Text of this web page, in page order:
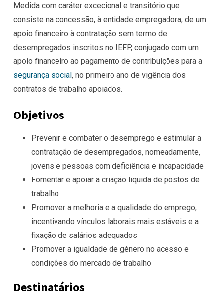
Medida com caráter excecional e transitório que
consiste na concessão, à entidade empregadora, de um
apoio financeiro à contratação sem termo de
desempregados inscritos no IEFP, conjugado com um
apoio financeiro ao pagamento de contribuições para a
segurança social, no primeiro ano de vigência dos
contratos de trabalho apoiados.
Objetivos
Prevenir e combater o desemprego e estimular a
contratação de desempregados, nomeadamente,
jovens e pessoas com deficiência e incapacidade
Fomentar e apoiar a criação líquida de postos de
trabalho
Promover a melhoria e a qualidade do emprego,
incentivando vínculos laborais mais estáveis e a
fixação de salários adequados
Promover a igualdade de género no acesso e
condições do mercado de trabalho
Destinatários